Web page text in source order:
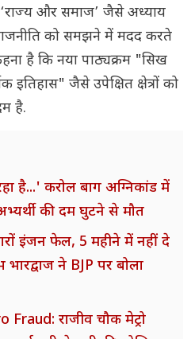
‘राज्य और समाज’ जैसे अध्याय
को समझने में मदद करते
है कि नया पाठ्यक्रम "सिख
इतिहास" जैसे उपेक्षित क्षेत्रों को
है.
है...' करोल बाग अग्निकांड में
की दम घुटने से मौत
इंजन फेल, 5 महीने में नहीं दे
ने BJP पर बोला
राजीव चौक मेट्रो